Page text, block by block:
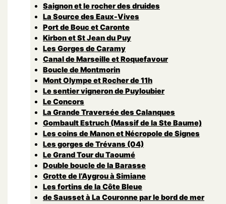
Saignon et le rocher des druides
La Source des Eaux-Vives
Port de Bouc et Caronte
Kirbon et St Jean du Puy
Les Gorges de Caramy
Canal de Marseille et Roquefavour
Boucle de Montmorin
Mont Olympe et Rocher de 11h
Le sentier vigneron de Puyloubier
Le Concors
La Grande Traversée des Calanques
Gombault Estruch (Massif de la Ste Baume)
Les coins de Manon et Nécropole de Signes
Les gorges de Trévans (04)
Le Grand Tour du Taoumé
Double boucle de la Barasse
Grotte de l’Aygrou à Simiane
Les fortins de la Côte Bleue
de Sausset à La Couronne par le bord de mer